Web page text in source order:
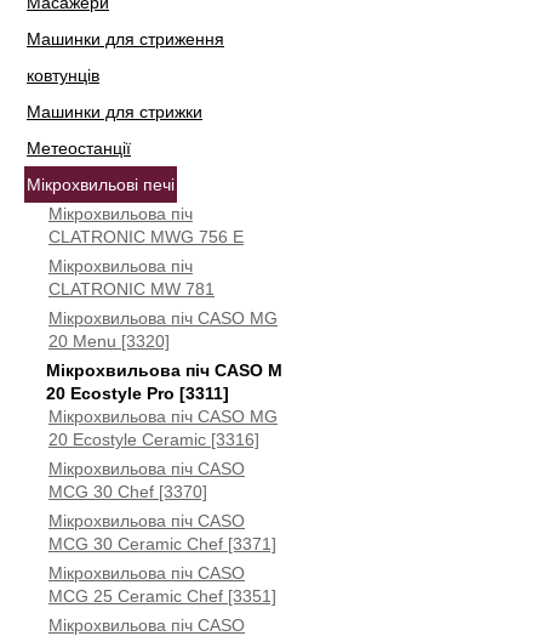
Машинки для стриження
ковтунців
Машинки для стрижки
Метеостанції
Мікрохвильові печі
Мікрохвильова піч
CLATRONIC MWG 756 E
Мікрохвильова піч
CLATRONIC MW 781
Мікрохвильова піч CASO MG
20 Menu [3320]
Мікрохвильова піч CASO M
20 Ecostyle Pro [3311]
Мікрохвильова піч CASO MG
20 Ecostyle Ceramic [3316]
Мікрохвильова піч CASO
MCG 30 Chef [3370]
Мікрохвильова піч CASO
MCG 30 Ceramic Chef [3371]
Мікрохвильова піч CASO
MCG 25 Ceramic Chef [3351]
Мікрохвильова піч CASO